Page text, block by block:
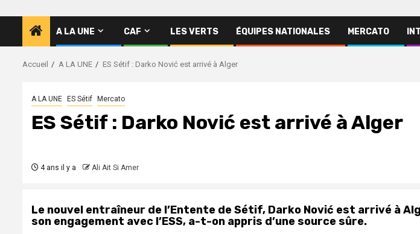
A LA UNE CAF LES VERTS ÉQUIPES NATIONALES MERCATO
Accueil A LA UNE ES Sétif : Darko Nović est arrivé à Alger
A LA UNE ES Sétif Mercato
ES Sétif : Darko Nović est arrivé à Alger
4 ans il y a Ali Ait Si Amer
Le nouvel entraîneur de l’Entente de Sétif, Darko Nović est arrivé à
son engagement avec l’ESS, a-t-on appris d’une source sûre.